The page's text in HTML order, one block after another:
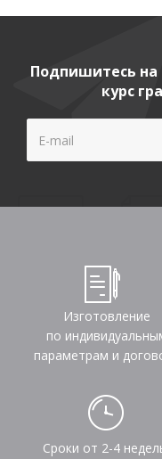
Подпишитесь на
курс
Изготовление
по
параметрам и
Сроки от 2-4